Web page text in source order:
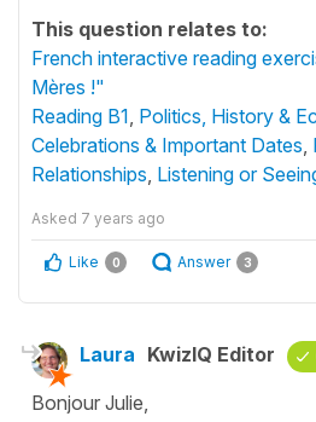
This question relates to:
French interactive reading
Mères !"
Reading B1, Politics, History &
Celebrations & Important Dates,
Relationships, Listening or
Asked 7 years ago
Like 0 Answer 3
Laura KwizIQ Editor
Bonjour Julie,